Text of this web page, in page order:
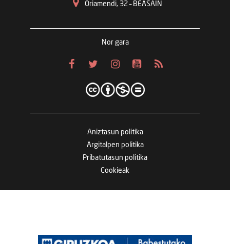
Oriamendi, 32 – BEASAIN
Nor gara
Aniztasun politika
Argitalpen politika
Pribatutasun politika
Cookieak